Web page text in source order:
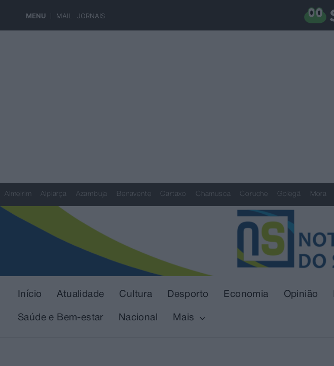
MENU MAIL JORNAIS
Almeirim Alpiarça Azambuja Benavente Cartaxo Chamusca Coruche Golegã Mora
Início Atualidade Cultura Desporto Economia Opinião
Saúde e Bem-estar Nacional Mais